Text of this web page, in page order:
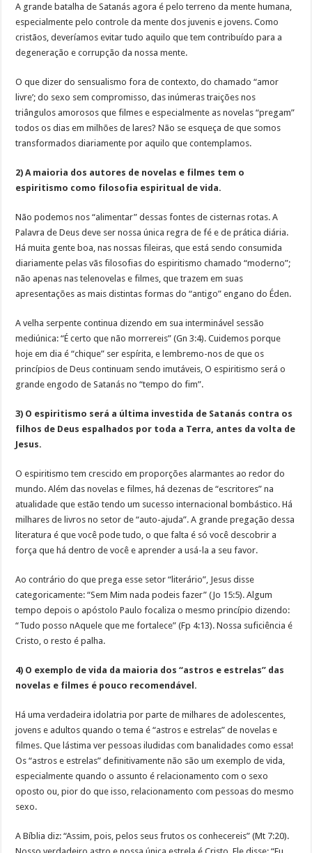
A grande batalha de Satanás agora é pelo terreno da mente humana,
especialmente pelo controle da mente dos juvenis e jovens. Como
cristãos, deveríamos evitar tudo aquilo que tem contribuído para a
degeneração e corrupção da nossa mente.
O que dizer do sensualismo fora de contexto, do chamado “amor
livre’; do sexo sem compromisso, das inúmeras traições nos
triângulos amorosos que filmes e especialmente as novelas “pregam”
todos os dias em milhões de lares? Não se esqueça de que somos
transformados diariamente por aquilo que contemplamos.
2) A maioria dos autores de novelas e filmes tem o
espiritismo como filosofia espiritual de vida.
Não podemos nos “alimentar” dessas fontes de cisternas rotas. A
Palavra de Deus deve ser nossa única regra de fé e de prática diária.
Há muita gente boa, nas nossas fileiras, que está sendo consumida
diariamente pelas vãs filosofias do espiritismo chamado “moderno”;
não apenas nas telenovelas e filmes, que trazem em suas
apresentações as mais distintas formas do “antigo” engano do Éden.
A velha serpente continua dizendo em sua interminável sessão
mediúnica: “É certo que não morrereis” (Gn 3:4). Cuidemos porque
hoje em dia é “chique” ser espírita, e lembremo-nos de que os
princípios de Deus continuam sendo imutáveis, O espiritismo será o
grande engodo de Satanás no “tempo do fim”.
3) O espiritismo será a última investida de Satanás contra os
filhos de Deus espalhados por toda a Terra, antes da volta de
Jesus.
O espiritismo tem crescido em proporções alarmantes ao redor do
mundo. Além das novelas e filmes, há dezenas de “escritores” na
atualidade que estão tendo um sucesso internacional bombástico. Há
milhares de livros no setor de “auto-ajuda”. A grande pregação dessa
literatura é que você pode tudo, o que falta é só você descobrir a
força que há dentro de você e aprender a usá-la a seu favor.
Ao contrário do que prega esse setor “literário”, Jesus disse
categoricamente: “Sem Mim nada podeis fazer” (Jo 15:5). Algum
tempo depois o apóstolo Paulo focaliza o mesmo princípio dizendo:
“Tudo posso nAquele que me fortalece” (Fp 4:13). Nossa suficiência é
Cristo, o resto é palha.
4) O exemplo de vida da maioria dos “astros e estrelas” das
novelas e filmes é pouco recomendável.
Há uma verdadeira idolatria por parte de milhares de adolescentes,
jovens e adultos quando o tema é “astros e estrelas” de novelas e
filmes. Que lástima ver pessoas iludidas com banalidades como essa!
Os “astros e estrelas” definitivamente não são um exemplo de vida,
especialmente quando o assunto é relacionamento com o sexo
oposto ou, pior do que isso, relacionamento com pessoas do mesmo
sexo.
A Bíblia diz: “Assim, pois, pelos seus frutos os conhecereis” (Mt 7:20).